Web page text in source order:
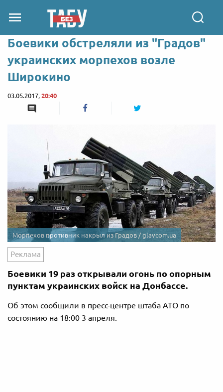
Боевики обстреляли из "Градов"
украинских морпехов возле
Широкино
03.05.2017, 20:40
Морпехов противник накрыл из Градов / glavcom.ua
Реклама
Боевики 19 раз открывали огонь по опорным
пунктам украинских войск на Донбассе.
Об этом сообщили в пресс-центре штаба АТО по
состоянию на 18:00 3 апреля.